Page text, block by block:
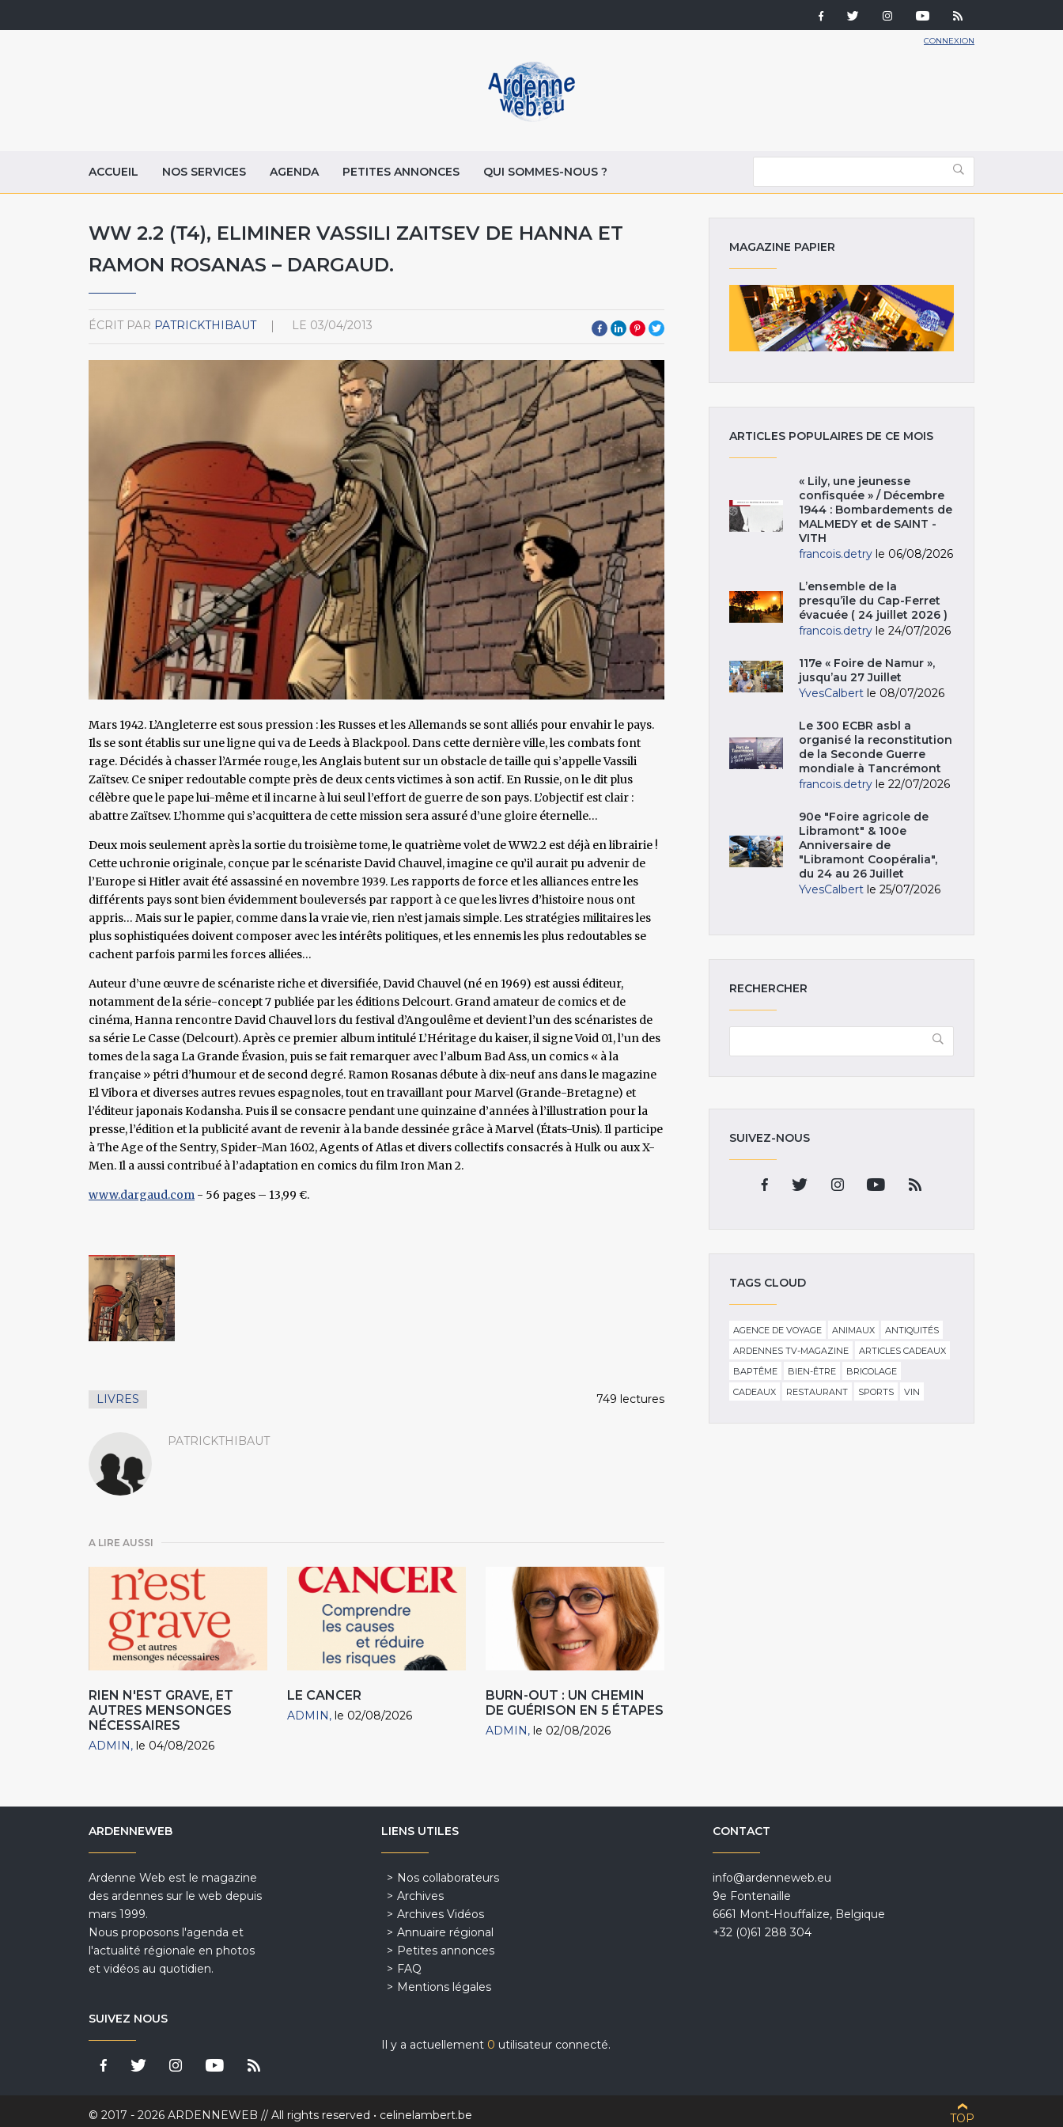
CONNEXION
ACCUEIL NOS SERVICES AGENDA PETITES ANNONCES QUI SOMMES-NOUS ?
WW 2.2 (T4), ELIMINER VASSILI ZAITSEV DE HANNA ET
RAMON ROSANAS – DARGAUD.
ÉCRIT PAR PATRICKTHIBAUT LE 03/04/2013
Mars 1942. L’Angleterre est sous pression : les Russes et les Allemands se sont alliés pour envahir le pays.
Ils se sont établis sur une ligne qui va de Leeds à Blackpool. Dans cette dernière ville, les combats font
rage. Décidés à chasser l’Armée rouge, les Anglais butent sur un obstacle de taille qui s’appelle Vassili
Zaïtsev. Ce sniper redoutable compte près de deux cents victimes à son actif. En Russie, on le dit plus
célèbre que le pape lui-même et il incarne à lui seul l’effort de guerre de son pays. L’objectif est clair :
abattre Zaïtsev. L’homme qui s’acquittera de cette mission sera assuré d’une gloire éternelle…
Deux mois seulement après la sortie du troisième tome, le quatrième volet de WW2.2 est déjà en librairie !
Cette uchronie originale, conçue par le scénariste David Chauvel, imagine ce qu’il aurait pu advenir de
l’Europe si Hitler avait été assassiné en novembre 1939. Les rapports de force et les alliances entre les
différents pays sont bien évidemment bouleversés par rapport à ce que les livres d’histoire nous ont
appris… Mais sur le papier, comme dans la vraie vie, rien n’est jamais simple. Les stratégies militaires les
plus sophistiquées doivent composer avec les intérêts politiques, et les ennemis les plus redoutables se
cachent parfois parmi les forces alliées…
Auteur d’une œuvre de scénariste riche et diversifiée, David Chauvel (né en 1969) est aussi éditeur,
notamment de la série-concept 7 publiée par les éditions Delcourt. Grand amateur de comics et de
cinéma, Hanna rencontre David Chauvel lors du festival d’Angoulême et devient l’un des scénaristes de
sa série Le Casse (Delcourt). Après ce premier album intitulé L’Héritage du kaiser, il signe Void 01, l’un des
tomes de la saga La Grande Évasion, puis se fait remarquer avec l’album Bad Ass, un comics « à la
française » pétri d’humour et de second degré. Ramon Rosanas débute à dix-neuf ans dans le magazine
El Vibora et diverses autres revues espagnoles, tout en travaillant pour Marvel (Grande-Bretagne) et
l’éditeur japonais Kodansha. Puis il se consacre pendant une quinzaine d’années à l’illustration pour la
presse, l’édition et la publicité avant de revenir à la bande dessinée grâce à Marvel (États-Unis). Il participe
à The Age of the Sentry, Spider-Man 1602, Agents of Atlas et divers collectifs consacrés à Hulk ou aux X-
Men. Il a aussi contribué à l’adaptation en comics du film Iron Man 2.
www.dargaud.com - 56 pages – 13,99 €.
LIVRES 749 lectures
PATRICKTHIBAUT
A LIRE AUSSI
RIEN N'EST GRAVE, ET
AUTRES MENSONGES
NÉCESSAIRES
ADMIN le 04/08/2026
LE CANCER
ADMIN le 02/08/2026
BURN-OUT : UN CHEMIN
DE GUÉRISON EN 5 ÉTAPES
ADMIN le 02/08/2026
MAGAZINE PAPIER
ARTICLES POPULAIRES DE CE MOIS
« Lily, une jeunesse
confisquée » / Décembre
1944 : Bombardements de
MALMEDY et de SAINT -
VITH
francois.detry le 06/08/2026
L’ensemble de la
presqu’île du Cap-Ferret
évacuée ( 24 juillet 2026 )
francois.detry le 24/07/2026
117e « Foire de Namur »,
jusqu’au 27 Juillet
YvesCalbert le 08/07/2026
Le 300 ECBR asbl a
organisé la reconstitution
de la Seconde Guerre
mondiale à Tancrémont
francois.detry le 22/07/2026
90e "Foire agricole de
Libramont" & 100e
Anniversaire de
"Libramont Coopéralia",
du 24 au 26 Juillet
YvesCalbert le 25/07/2026
RECHERCHER
SUIVEZ-NOUS
TAGS CLOUD
AGENCE DE VOYAGE ANIMAUX
ANTIQUITÉS
ARDENNES TV-MAGAZINE
ARTICLES CADEAUX
BAPTÊME
BIEN-ÊTRE
BRICOLAGE
CADEAUX
RESTAURANT SPORTS VIN
ARDENNEWEB
Ardenne Web est le magazine
des ardennes sur le web depuis
mars 1999.
Nous proposons l'agenda et
l'actualité régionale en photos
et vidéos au quotidien.
SUIVEZ NOUS
LIENS UTILES
Nos collaborateurs
Archives
Archives Vidéos
Annuaire régional
Petites annonces
FAQ
Mentions légales
Il y a actuellement 0 utilisateur connecté.
CONTACT
info@ardenneweb.eu
9e Fontenaille
6661 Mont-Houffalize, Belgique
+32 (0)61 288 304
© 2017 - 2026 ARDENNEWEB // All rights reserved • celinelambert.be TOP